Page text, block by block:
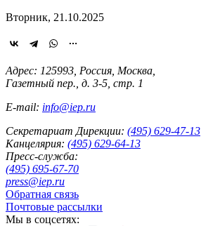
Вторник, 21.10.2025
Адрес: 125993, Россия, Москва,
Газетный пер., д. 3-5, стр. 1
E-mail: info@iep.ru
Секретариат Дирекции: (495) 629-47-13
Канцелярия: (495) 629-64-13
Пресс-служба:
(495) 695-67-70
press@iep.ru
Обратная связь
Почтовые рассылки
Мы в соцсетях: